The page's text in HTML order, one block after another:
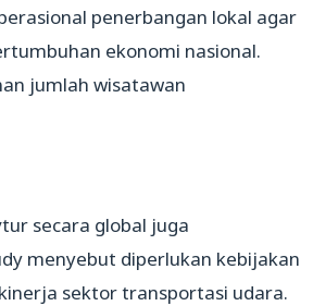
penerbangan lokal agar
ekonomi nasional.
jumlah wisatawan
secara global juga
menyebut diperlukan kebijakan
sektor transportasi udara.